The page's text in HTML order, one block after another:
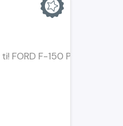
FORD F-150 Platinum